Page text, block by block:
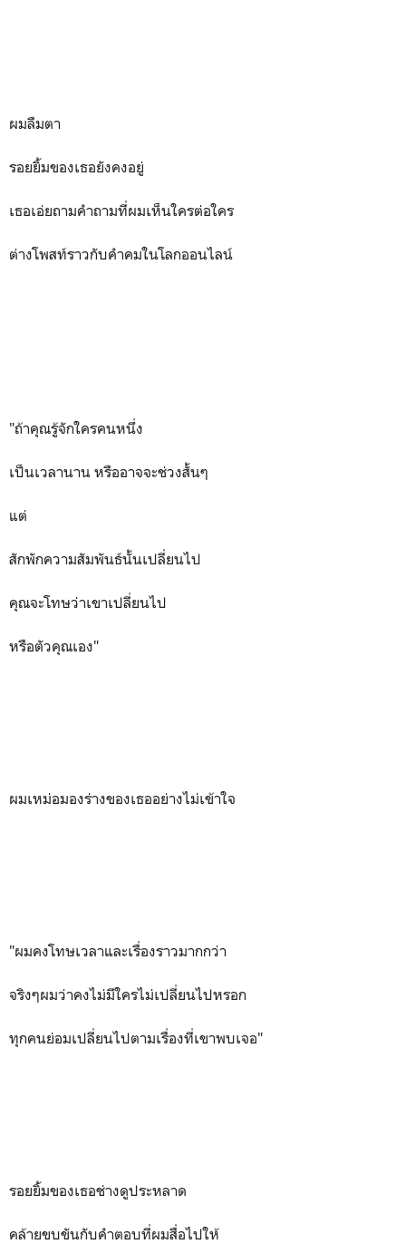
ผมลืมตา
รอยยิ้มของเธอยังคงอยู่
เธอเอ่ยถามคำถามที่ผมเห็นใครต่อใคร
ต่างโพสท์ราวกับคำคมในโลกออนไลน์
"ถ้าคุณรู้จักใครคนหนึ่ง
เป็นเวลานาน หรืออาจจะช่วงสั้นๆ
แต่
สักพักความสัมพันธ์นั้นเปลี่ยนไป
คุณจะโทษว่าเขาเปลี่ยนไป
หรือตัวคุณเอง"
ผมเหม่อมองร่างของเธออย่างไม่เข้าใจ
"ผมคงโทษเวลาและเรื่องราวมากกว่า
จริงๆผมว่าคงไม่มีใครไม่เปลี่ยนไปหรอก
ทุกคนย่อมเปลี่ยนไปตามเรื่องที่เขาพบเจอ"
รอยยิ้มของเธอช่างดูประหลาด
คล้ายขบขันกับคำตอบที่ผมสื่อไปให้